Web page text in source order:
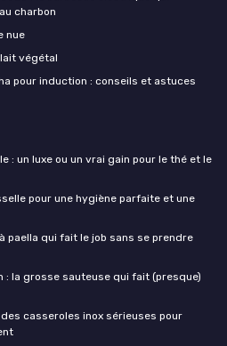
charbon
nue
végétal
pour induction : conseils et astuces
: un luxe ou un vrai gain pour le thé et le
pour une hygiène parfaite et une
paella qui fait le job sans se prendre
: la grosse sauteuse qui fait (presque)
des casseroles inox sérieuses pour